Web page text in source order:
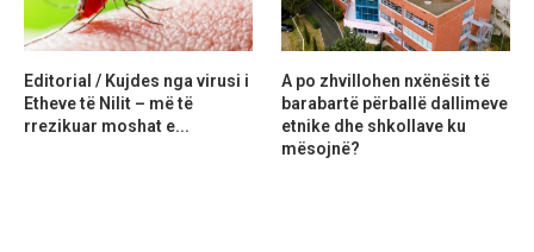
Editorial / Kujdes nga virusi i
Etheve të Nilit – më të
rrezikuar moshat e...
A po zhvillohen nxënësit të
barabartë përballë dallimeve
etnike dhe shkollave ku
mësojnë?